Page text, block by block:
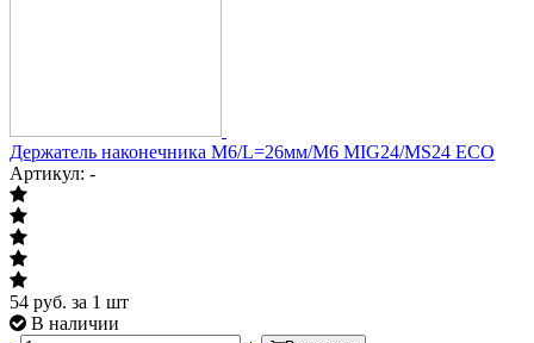
Держатель наконечника М6/L=26мм/М6 MIG24/MS24 ECO
Артикул: -
54 руб. за 1 шт
В наличии